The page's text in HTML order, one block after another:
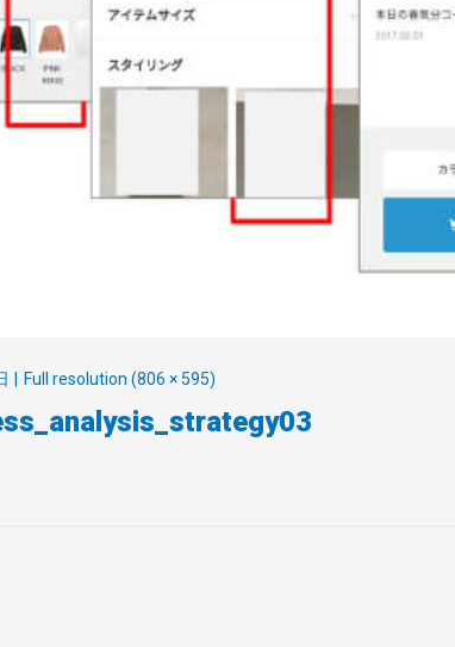
Full resolution (806 × 595)